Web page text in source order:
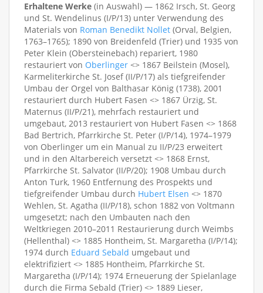
Erhaltene Werke (in Auswahl) — 1862 Irsch, St. Georg
und St. Wendelinus (I/P/13) unter Verwendung des
Materials von Roman Benedikt Nollet (Orval, Belgien,
1763–1765); 1890 von Breidenfeld (Trier) und 1935 von
Peter Klein (Obersteinebach) repariert, 1980
restauriert von Oberlinger <> 1867 Beilstein (Mosel),
Karmeliterkirche St. Josef (II/P/17) als tiefgreifender
Umbau der Orgel von Balthasar König (1738), 2001
restauriert durch Hubert Fasen <> 1867 Ürzig, St.
Maternus (II/P/21), mehrfach restauriert und
umgebaut, 2013 restauriert von Hubert Fasen <> 1868
Bad Bertrich, Pfarrkirche St. Peter (I/P/14), 1974–1979
von Oberlinger um ein Manual zu II/P/23 erweitert
und in den Altarbereich versetzt <> 1868 Ernst,
Pfarrkirche St. Salvator (II/P/20); 1908 Umbau durch
Anton Turk, 1960 Entfernung des Prospekts und
tiefgreifender Umbau durch Hubert Elsen <> 1870
Wehlen, St. Agatha (II/P/18), schon 1882 von Voltmann
umgesetzt; nach den Umbauten nach den
Weltkriegen 2010–2011 Restaurierung durch Weimbs
(Hellenthal) <> 1885 Hontheim, St. Margaretha (I/P/14);
1974 durch Eduard Sebald umgebaut und
elektrifiziert <> 1885 Hontheim, Pfarrkirche St.
Margaretha (I/P/14); 1974 Erneuerung der Spielanlage
durch die Firma Sebald (Trier) <> 1889 Lieser,